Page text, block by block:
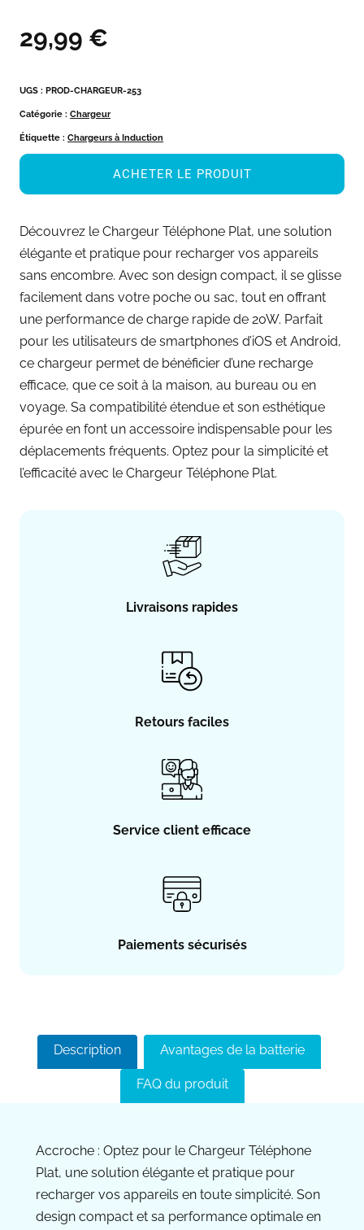
29,99 €
UGS : PROD-CHARGEUR-253
Catégorie : Chargeur
Étiquette : Chargeurs à Induction
ACHETER LE PRODUIT
Découvrez le Chargeur Téléphone Plat, une solution
élégante et pratique pour recharger vos appareils
sans encombre. Avec son design compact, il se glisse
facilement dans votre poche ou sac, tout en offrant
une performance de charge rapide de 20W. Parfait
pour les utilisateurs de smartphones d’iOS et Android,
ce chargeur permet de bénéficier d’une recharge
efficace, que ce soit à la maison, au bureau ou en
voyage. Sa compatibilité étendue et son esthétique
épurée en font un accessoire indispensable pour les
déplacements fréquents. Optez pour la simplicité et
l’efficacité avec le Chargeur Téléphone Plat.
Livraisons rapides
Retours faciles
Service client efficace
Paiements sécurisés
Description Avantages de la batterie
FAQ du produit
Accroche : Optez pour le Chargeur Téléphone
Plat, une solution élégante et pratique pour
recharger vos appareils en toute simplicité. Son
design compact et sa performance optimale en